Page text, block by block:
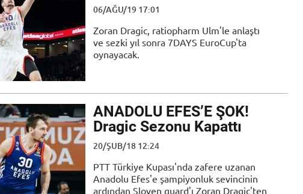
06/AĞU/19 17:01
Zoran Dragic, ratiopharm Ulm'le anlaştı
ve sezki yıl sonra 7DAYS EuroCup'ta
oynayacak.
ANADOLU EFES’E ŞOK!
Dragic Sezonu Kapattı
20/ŞUB/18 12:24
PTT Türkiye Kupası'nda zafere uzanan
Anadolu Efes'e şampiyonluk sevincinin
ardından Sloven guard'ı Zoran Dragic'ten